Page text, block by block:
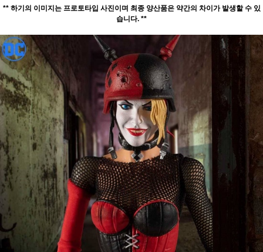
** 하기의 이미지는 프로토타입 사진이며 최종 양산품은 약간의 차이가 발생할 수 있
습니다. **